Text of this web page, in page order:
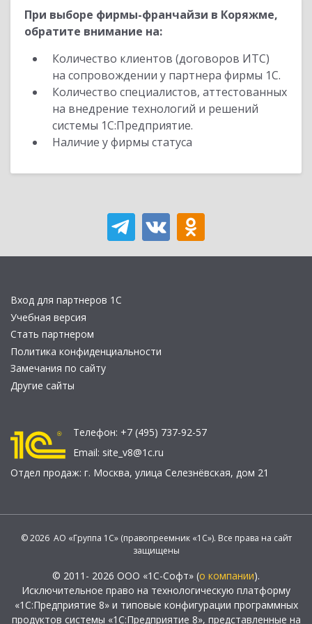
При выборе фирмы-франчайзи в Коряжме,
обратите внимание на:
Количество клиентов (договоров ИТС)
на сопровождении у партнера фирмы 1С.
Количество специалистов, аттестованных
на внедрение технологий и решений
системы 1С:Предприятие.
Наличие у фирмы статуса
Вход для партнеров 1С
Учебная версия
Стать партнером
Политика конфиденциальности
Замечания по сайту
Другие сайты
Телефон: +7 (495) 737-92-57
Email: site_v8@1c.ru
Отдел продаж: г. Москва, улица Селезнёвская, дом 21
© 2026 АО «Группа 1С» (правопреемник «1С»). Все права на сайт
защищены
© 2011- 2026 ООО «1С-Софт» (о компании).
Исключительное право на технологическую платформу
«1С:Предприятие 8» и типовые конфигурации программных
продуктов системы «1С:Предприятие 8», представленные на